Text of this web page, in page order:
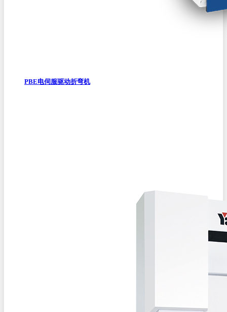
PBE电伺服驱动折弯机